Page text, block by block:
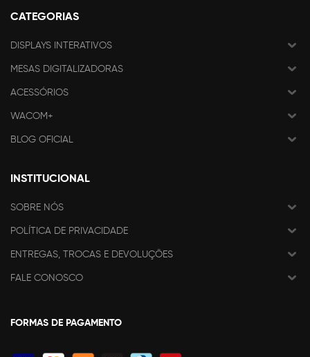
CATEGORIAS
DISPLAYS INTERATIVOS
MESAS DIGITALIZADORAS
ACESSÓRIOS
WACOM+
BLOG OFICIAL
INSTITUCIONAL
SOBRE NÓS
POLÍTICA DE PRIVACIDADE
ENTREGAS, TROCAS E DEVOLUÇÕES
FALE CONOSCO
FORMAS DE PAGAMENTO